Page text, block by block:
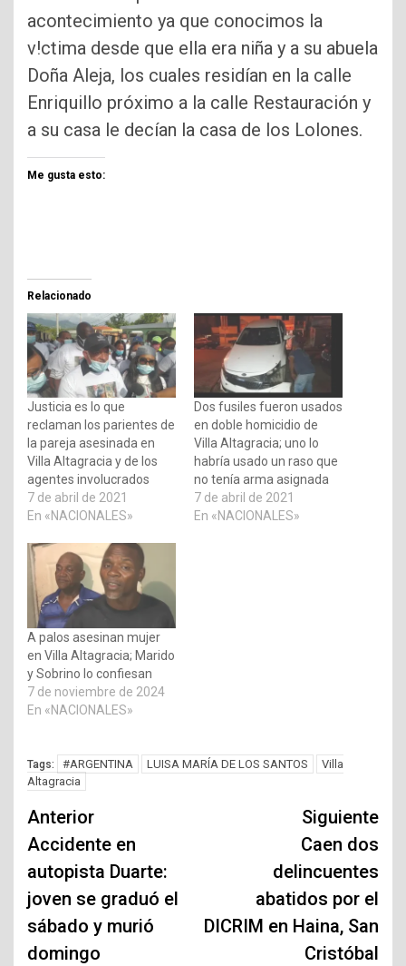
acontecimiento ya que conocimos la
v!ctima desde que ella era niña y a su abuela
Doña Aleja, los cuales residían en la calle
Enriquillo próximo a la calle Restauración y
a su casa le decían la casa de los Lolones.
Me gusta esto:
Relacionado
Justicia es lo que
reclaman los parientes de
la pareja asesinada en
Villa Altagracia y de los
agentes involucrados
7 de abril de 2021
En «NACIONALES»
Dos fusiles fueron usados
en doble homicidio de
Villa Altagracia; uno lo
habría usado un raso que
no tenía arma asignada
7 de abril de 2021
En «NACIONALES»
A palos asesinan mujer
en Villa Altagracia; Marido
y Sobrino lo confiesan
7 de noviembre de 2024
En «NACIONALES»
Tags: #ARGENTINA LUISA MARÍA DE LOS SANTOS
Villa
Altagracia
Navegación
de
entradas
Anterior
Accidente en
autopista Duarte:
joven se graduó el
sábado y murió
domingo
Siguiente
Caen dos
delincuentes
abatidos por el
DICRIM en Haina, San
Cristóbal